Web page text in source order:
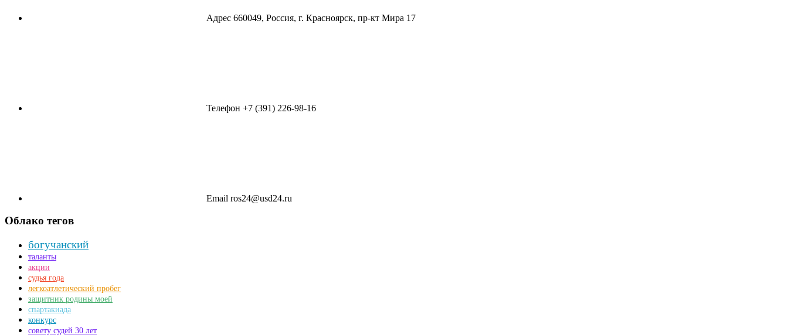
Адрес 660049, Россия, г. Красноярск, пр-кт Мира 17
Телефон +7 (391) 226-98-16
Email ros24@usd24.ru
Облако тегов
богучанский
таланты
акции
судья года
легкоатлетический пробег
защитник родины моей
спартакиада
конкурс
совету судей 30 лет